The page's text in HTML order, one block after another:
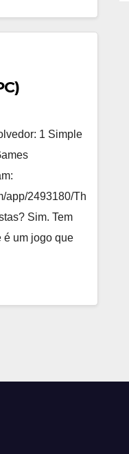
1 Simple
app/2493180/Th
Sim. Tem
é um jogo que